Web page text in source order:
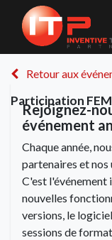
Retour aux
Participation
Rejoignez-
événement
Chaque année,
partenaires et
C'est l'événement
nouvelles
versions, le
sessions de